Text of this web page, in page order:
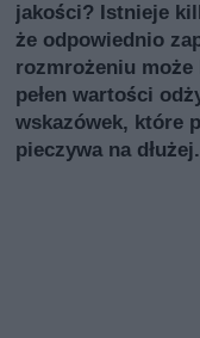
jakości? Istnieje
że odpowiednio
rozmrożeniu może
pełen wartości
wskazówek, które
pieczywa na dłużej.